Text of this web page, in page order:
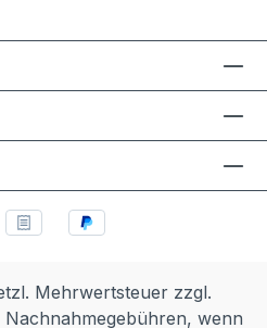
Mehrwertsteuer zzgl.
Nachnahmegebühren, wenn